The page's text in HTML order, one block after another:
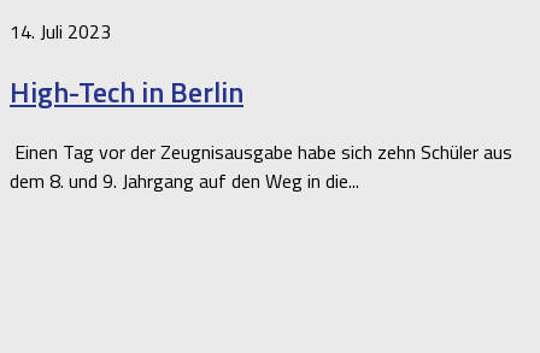
14. Juli 2023
High-Tech in Berlin
Einen Tag vor der Zeugnisausgabe habe sich zehn Schüler aus
dem 8. und 9. Jahrgang auf den Weg in die...